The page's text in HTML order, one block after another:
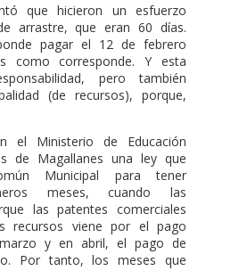
que hicieron un esfuerzo
arrastre, que eran 60 días.
pagar el 12 de febrero
como corresponde. Y esta
pero también
(de recursos), porque,
el Ministerio de Educación
de Magallanes una ley que
Municipal para tener
meses, cuando las
las patentes comerciales
recursos viene por el pago
y en abril, el pago de
Por tanto, los meses que